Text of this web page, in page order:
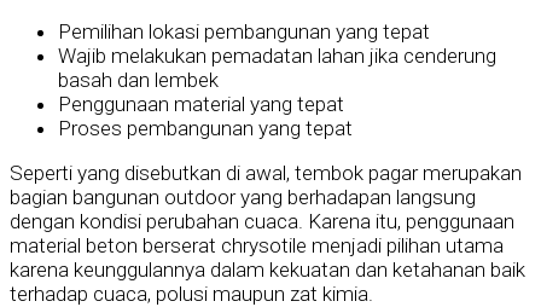
Pemilihan lokasi pembangunan yang tepat
Wajib melakukan pemadatan lahan jika cenderung
basah dan lembek
Penggunaan material yang tepat
Proses pembangunan yang tepat
Seperti yang disebutkan di awal, tembok pagar merupakan
bagian bangunan outdoor yang berhadapan langsung
dengan kondisi perubahan cuaca. Karena itu, penggunaan
material beton berserat chrysotile menjadi pilihan utama
karena keunggulannya dalam kekuatan dan ketahanan baik
terhadap cuaca, polusi maupun zat kimia.